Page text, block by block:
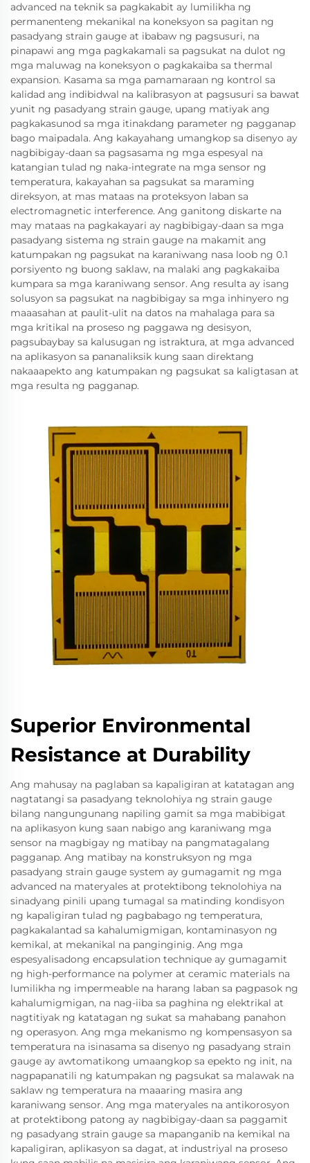
advanced na teknik sa pagkakabit ay lumilikha ng
permanenteng mekanikal na koneksyon sa pagitan ng
pasadyang strain gauge at ibabaw ng pagsusuri, na
pinapawi ang mga pagkakamali sa pagsukat na dulot ng
mga maluwag na koneksyon o pagkakaiba sa thermal
expansion. Kasama sa mga pamamaraan ng kontrol sa
kalidad ang indibidwal na kalibrasyon at pagsusuri sa bawat
yunit ng pasadyang strain gauge, upang matiyak ang
pagkakasunod sa mga itinakdang parameter ng pagganap
bago maipadala. Ang kakayahang umangkop sa disenyo ay
nagbibigay-daan sa pagsasama ng mga espesyal na
katangian tulad ng naka-integrate na mga sensor ng
temperatura, kakayahan sa pagsukat sa maraming
direksyon, at mas mataas na proteksyon laban sa
electromagnetic interference. Ang ganitong diskarte na
may mataas na pagkakayari ay nagbibigay-daan sa mga
pasadyang sistema ng strain gauge na makamit ang
katumpakan ng pagsukat na karaniwang nasa loob ng 0.1
porsiyento ng buong saklaw, na malaki ang pagkakaiba
kumpara sa mga karaniwang sensor. Ang resulta ay isang
solusyon sa pagsukat na nagbibigay sa mga inhinyero ng
maaasahan at paulit-ulit na datos na mahalaga para sa
mga kritikal na proseso ng paggawa ng desisyon,
pagsubaybay sa kalusugan ng istraktura, at mga advanced
na aplikasyon sa pananaliksik kung saan direktang
nakaaapekto ang katumpakan ng pagsukat sa kaligtasan at
mga resulta ng pagganap.
Superior Environmental
Resistance at Durability
Ang mahusay na paglaban sa kapaligiran at katatagan ang
nagtatangi sa pasadyang teknolohiya ng strain gauge
bilang nangungunang napiling gamit sa mga mabibigat
na aplikasyon kung saan nabigo ang karaniwang mga
sensor na magbigay ng matibay na pangmatagalang
pagganap. Ang matibay na konstruksyon ng mga
pasadyang strain gauge system ay gumagamit ng mga
advanced na materyales at protektibong teknolohiya na
sinadyang pinili upang tumagal sa matinding kondisyon
ng kapaligiran tulad ng pagbabago ng temperatura,
pagkakalantad sa kahalumigmigan, kontaminasyon ng
kemikal, at mekanikal na panginginig. Ang mga
espesyalisadong encapsulation technique ay gumagamit
ng high-performance na polymer at ceramic materials na
lumilikha ng impermeable na harang laban sa pagpasok ng
kahalumigmigan, na nag-iiba sa paghina ng elektrikal at
nagtitiyak ng katatagan ng sukat sa mahabang panahon
ng operasyon. Ang mga mekanismo ng kompensasyon sa
temperatura na isinasama sa disenyo ng pasadyang strain
gauge ay awtomatikong umaangkop sa epekto ng init, na
nagpapanatili ng katumpakan ng pagsukat sa malawak na
saklaw ng temperatura na maaaring masira ang
karaniwang sensor. Ang mga materyales na antikorosyon
at protektibong patong ay nagbibigay-daan sa paggamit
ng pasadyang strain gauge sa mapanganib na kemikal na
kapaligiran, aplikasyon sa dagat, at industriyal na proseso